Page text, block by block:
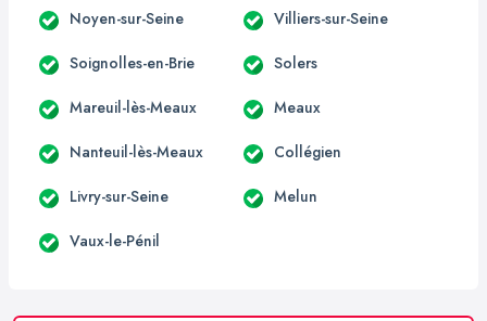
Noyen-sur-Seine Villiers-sur-Seine
Soignolles-en-Brie Solers
Mareuil-lès-Meaux Meaux
Nanteuil-lès-Meaux Collégien
Livry-sur-Seine Melun
Vaux-le-Pénil